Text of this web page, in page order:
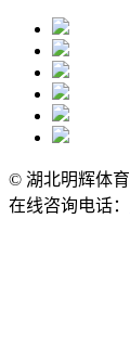
© 湖北明辉体育
在线咨询电话：